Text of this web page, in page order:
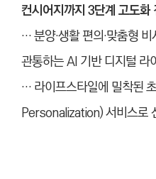
컨시어지까지 3단계 고도화
… 분양·생활 편의·맞춤형
관통하는 AI 기반 디지털 라
… 라이프스타일에 밀착된
Personalization) 서비스로